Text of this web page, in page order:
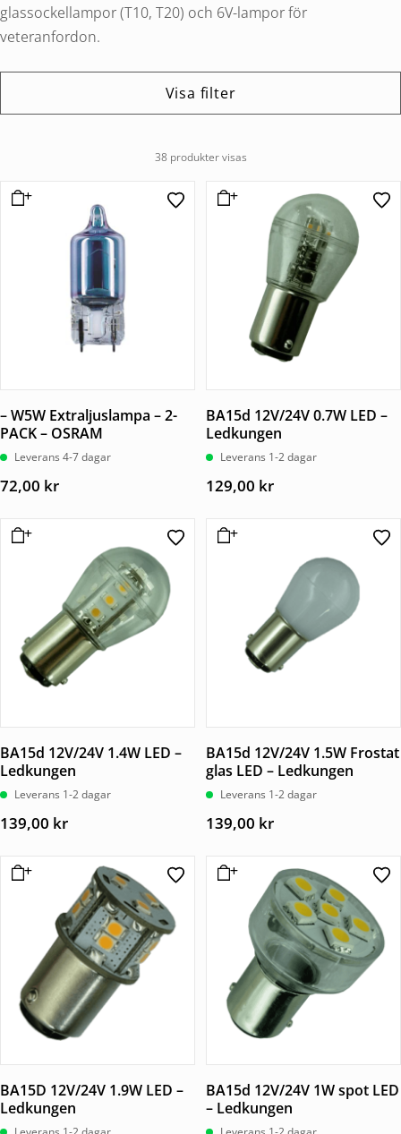
glassockellampor (T10, T20) och 6V-lampor för
veteranfordon.
Visa filter
38 produkter visas
– W5W Extraljuslampa – 2-
PACK – OSRAM
Leverans 4-7 dagar
72,00 kr
BA15d 12V/24V 0.7W LED –
Ledkungen
Leverans 1-2 dagar
129,00 kr
BA15d 12V/24V 1.4W LED –
Ledkungen
Leverans 1-2 dagar
139,00 kr
BA15d 12V/24V 1.5W Frostat
glas LED – Ledkungen
Leverans 1-2 dagar
139,00 kr
BA15D 12V/24V 1.9W LED –
Ledkungen
BA15d 12V/24V 1W spot LED
– Ledkungen